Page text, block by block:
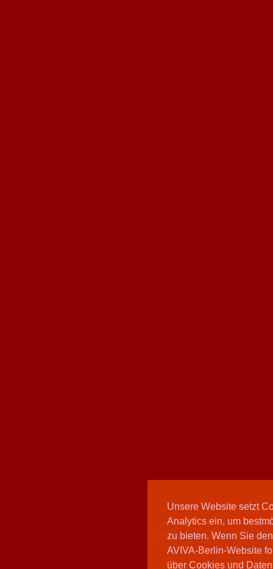
Unsere Website setzt
Analytics ein, um
zu bieten. Wenn Sie
AVIVA-Berlin-Website
über Cookies und